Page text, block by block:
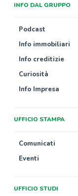
INFO DAL GRUPPO
Podcast
Info immobiliari
Info creditizie
Curiosità
Info Impresa
UFFICIO STAMPA
Comunicati
Eventi
UFFICIO STUDI